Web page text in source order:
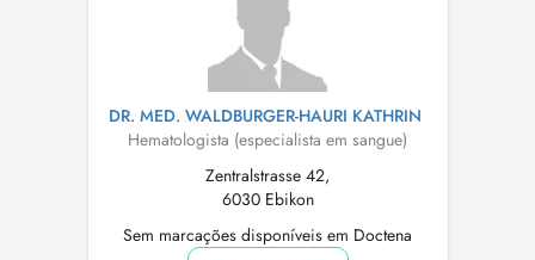
DR. MED. WALDBURGER-HAURI KATHRIN
Hematologista (especialista em sangue)
Zentralstrasse 42,
6030 Ebikon
Sem marcações disponíveis em Doctena